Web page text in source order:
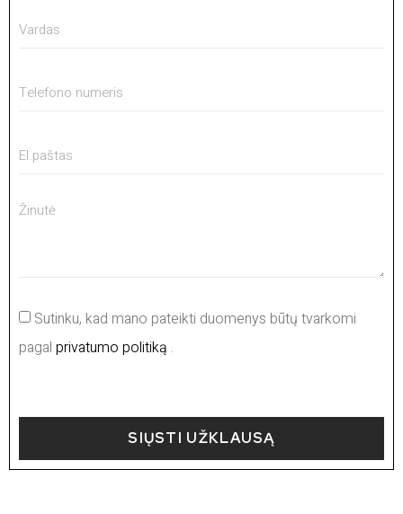
Sutinku, kad mano pateikti duomenys būtų tvarkomi
pagal privatumo politiką .
SIŲSTI UŽKLAUSĄ